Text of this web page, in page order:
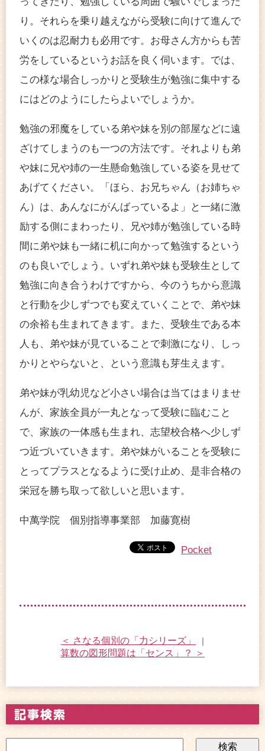
り。それらを乗り越えながら受験に向けて進んで
いくのは忍耐力も必用です。お母さん方からも苦
労をしているというお話を良く伺います。では、
この様な場合しっかりと受験生が勉強に集中する
にはどのようにしたらよいでしょうか。
勉強の邪魔をしている弟や妹を別の部屋などに遠
ざけてしまうのも一つの方法です。それよりも弟
や妹に兄や姉の一生懸命勉強している姿を見せて
あげてください。「ほら、お兄ちゃん（お姉ちゃ
ん）は、あんなにがんばっているよ」と一緒に激
励する側にまわったり、兄や姉が勉強している時
間に弟や妹も一緒に机に向かって勉強するという
のも良いでしょう。いずれ弟や妹も受験生として
勉強に向き合うわけですから、今のうちから意識
と行動を少しずつでも変えていくことで、弟や妹
の余裕も生まれてきます。また、受験生である本
人も、弟や妹が見ていることで刺激になり、しっ
かりとやらないと、という意識も芽生えます。
弟や妹が乳幼児など小さい場合は当てはまりませ
んが、家族全員が一丸となって受験に臨むこと
で、家族の一体感も生まれ、志望校合格へ少しず
つ近づいていきます。弟や妹がいることを受験に
とってプラスとなるように受け止め、是非合格の
栄冠を勝ち取って欲しいと思います。
中萬学院 個別指導事業部 加藤寛樹
Pocket
＜ さなる個別の「力シリーズ」 ｜
算数の図形問題は「センス」？ ＞